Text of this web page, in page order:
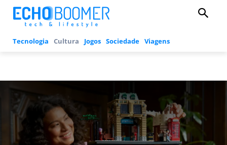
Tecnologia Cultura Jogos Sociedade Viagens